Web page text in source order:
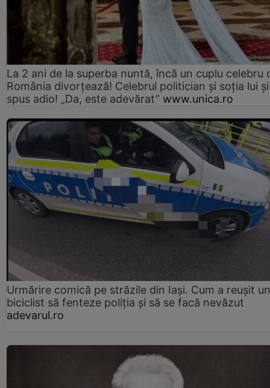
La 2 ani de la superba nuntă, încă un cuplu celebru
România divorțează! Celebrul politician și soția lui
spus adio! „Da, este adevărat” www.unica.ro
Urmărire comică pe străzile din Iași. Cum a reușit un
biciclist să fenteze poliția și să se facă nevăzut
adevarul.ro